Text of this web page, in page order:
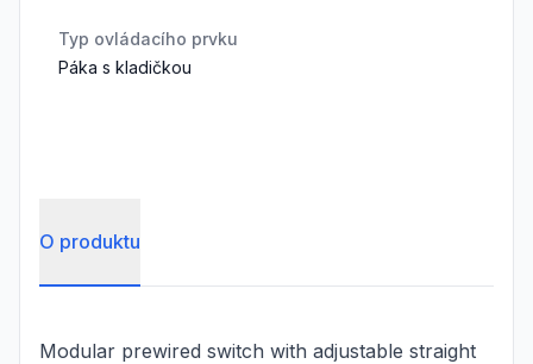
Typ ovládacího prvku
Páka s kladičkou
O produktu
Modular prewired switch with adjustable straight